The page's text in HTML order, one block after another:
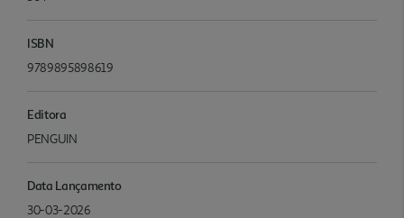
ISBN
9789895898619
Editora
PENGUIN
Data Lançamento
30-03-2026